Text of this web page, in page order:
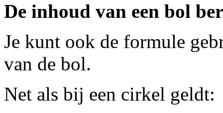
De inhoud van een bol
Je kunt ook de formule
van de bol.
Net als bij een cirkel geldt: